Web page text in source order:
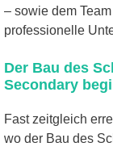
– sowie dem
professionelle
Der Bau des
Secondary
Fast zeitgleich
wo der Bau des